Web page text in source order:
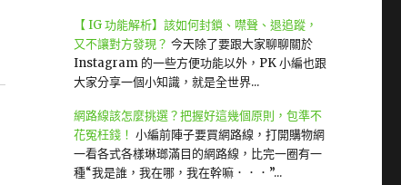
【 IG 功能解析】該如何封鎖、噤聲、退追蹤，
又不讓對方發現？ 今天除了要跟大家聊聊關於
Instagram 的一些方便功能以外，PK 小編也跟
大家分享一個小知識，就是全世界...
網路線該怎麼挑選？把握好這幾個原則，包準不
花冤枉錢！ 小編前陣子要買網路線，打開購物網
一看各式各樣琳瑯滿目的網路線，比完一圈有一
種“我是誰，我在哪，我在幹嘛．．．”...